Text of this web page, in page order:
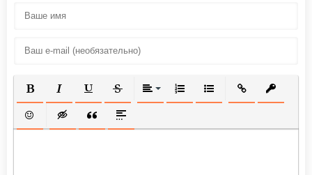
ПОЛУЖИРНЫЙ
КУРСИВПОДЧЕРКНУТЫЙ
ЗАЧЕРКНУТЫЙВЫРАВНИВАНИЕ
НУМЕРОВАННЫЙ СПИСОК
МАРКИРОВАННЫЙ
ВСТАВИТЬ
ВСТАВИТЬ СМАЙЛИК
ВСТАВКА СКРЫТОГО ТЕКСТА
ВСТАВКА ЦИТАТЫ
ВСТАВКА СПОЙЛЕРА